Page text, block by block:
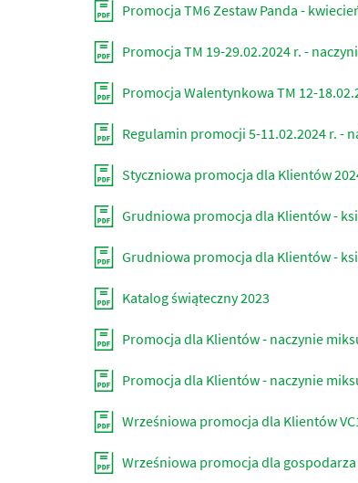
Promocja TM6 Zestaw Panda -
Promocja TM 19-29.02.2024 r. -
Promocja Walentynkowa TM 12-
Regulamin promocji 5-11.02.2024 r. -
Styczniowa promocja dla Klientów
Grudniowa promocja dla Klientów -
Grudniowa promocja dla Klientów -
Katalog świąteczny 2023
Promocja dla Klientów - naczynie
Promocja dla Klientów - naczynie
Wrześniowa promocja dla Klientów
Wrześniowa promocja dla